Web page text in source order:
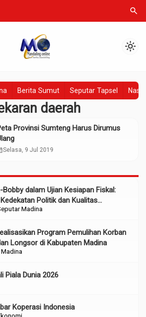
search
light_mode
Berita Sumut Seputar Tapsel
daerah
Provinsi Sumteng Harus Dirumus
Selasa, 9 Jul 2019
Madina
Bobby dalam Ujian Kesiapan Fiskal:
Politik dan Kualitas
Program Pemulihan Korban
Longsor di Kabupaten Madina
Piala Dunia 2026
Koperasi Indonesia